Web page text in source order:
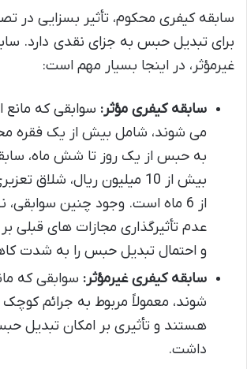
سابقه کیفری محکوم، تأثیر بسزایی در
برای تبدیل حبس به جزای نقدی دارد.
غیرمؤثر، در اینجا بسیار مهم است:
سابقه کیفری مؤثر: سوابقی که
می شوند، شامل بیش از یک فقره
به حبس از یک روز تا شش ماه،
بیش از 10 میلیون ریال،
از 6 ماه است. وجود چنین
عدم تأثیرگذاری مجازات های قبلی
و احتمال تبدیل حبس را به شدت
سابقه کیفری غیرمؤثر: سوابقی که
شوند، معمولاً مربوط به جرائم کوچک
هستند و تأثیری بر امکان تبدیل
داشت.